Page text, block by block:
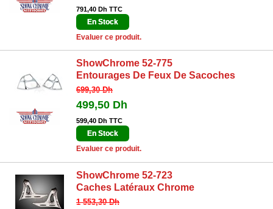
791,40 Dh TTC
En Stock
Evaluer ce produit.
ShowChrome 52-775
Entourages De Feux De Sacoches
699,30 Dh
499,50 Dh
599,40 Dh TTC
En Stock
Evaluer ce produit.
ShowChrome 52-723
Caches Latéraux Chrome
1 553,30 Dh